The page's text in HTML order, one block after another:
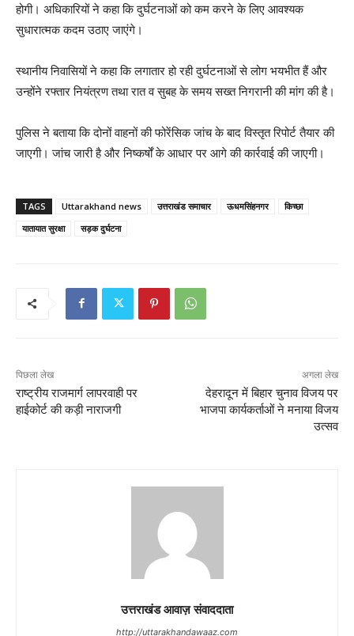
होगी। अधिकारियों ने कहा कि दुर्घटनाओं को कम करने के लिए आवश्यक
सुधारात्मक कदम उठाए जाएंगे।
स्थानीय निवासियों ने कहा कि लगातार हो रही दुर्घटनाओं से लोग भयभीत हैं और
उन्होंने रफ्तार नियंत्रण तथा रात व सुबह के समय सख्त निगरानी की मांग की है।
पुलिस ने बताया कि दोनों वाहनों की फोरेंसिक जांच के बाद विस्तृत रिपोर्ट तैयार की
जाएगी। जांच जारी है और निष्कर्षों के आधार पर आगे की कार्रवाई की जाएगी।
TAGS Uttarakhand news उत्तराखंड समाचार ऊधमसिंहनगर
किच्छा
यातायात सुरक्षा
सड़क दुर्घटना
पिछला लेख
राष्ट्रीय राजमार्ग लापरवाही पर
हाईकोर्ट की कड़ी नाराजगी
अगला लेख
देहरादून में बिहार चुनाव विजय पर
भाजपा कार्यकर्ताओं ने मनाया विजय
उत्सव
उत्तराखंड आवाज़ संवाददाता
http://uttarakhandawaaz.com